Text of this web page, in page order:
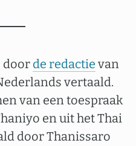
door de redactie van
vertaald.
van een toespraak
en uit het Thai
door Thanissaro